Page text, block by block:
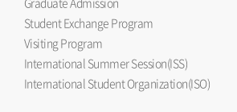
Student Exchange Program
Visiting Program
International Summer Session(ISS)
International Student Organization(ISO)